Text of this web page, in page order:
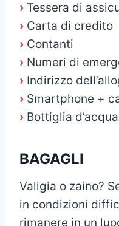
› Tessera di
› Carta di credito
› Contanti
› Numeri di
› Indirizzo
› Smartphone +
› Bottiglia
BAGAGLI
Valigia o zaino?
in condizioni
rimanere in un